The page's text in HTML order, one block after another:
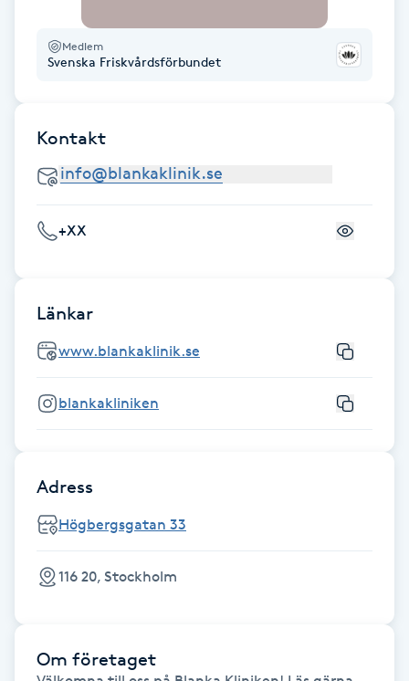
Laserbehandling
Lashlift Keratin
Liktornar
LPG-behandling
LPG-massage
Luggklippning
Läpptatuering
Makeup
Medlem
Svenska Friskvårdsförbundet
Kontakt
+XX
Länkar
www.blankaklinik.se
blankakliniken
Adress
Högbergsgatan 33
116 20, Stockholm
Om företaget